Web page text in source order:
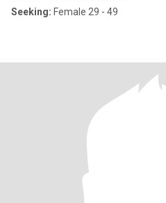
Seeking: Female 29 - 49